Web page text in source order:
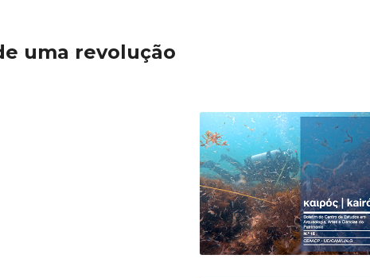
uma revolução